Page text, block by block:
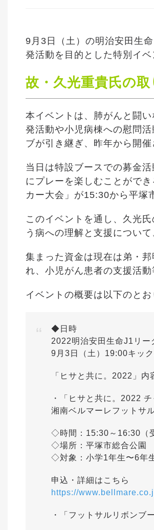
9月3日（土）の明治安田生
発活動を目的とした特別イ
故・久光重貴氏の
本イベントは、肺がんと闘
発活動や小児病棟への慰問
ブが引き継ぎ、昨年から開催
当日は特設ブースでの募金
にプレーを楽しむことがで
カー大会」が15:30から平塚
このイベントを通し、久光
う病への理解と支援につい
集まった資金は現在は弟・
れ、小児がん患者の支援活動
イベントの概要は以下のとお
◆日時
2022明治安田生命J1リ
9月3日（土）19:00キッ
「ヒサと共に。2022」内
・「ヒサと共に。2022
湘南ベルマーレフットサ
◇時間：15:30～16:30（
◇場所：平塚市総合公園
◇対象：小学1年生〜6年
申込・詳細はこちら
https://
・「フットサルリボンブー